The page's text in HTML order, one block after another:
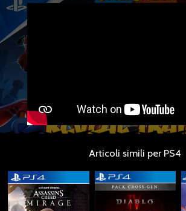
Articoli simili per PS4